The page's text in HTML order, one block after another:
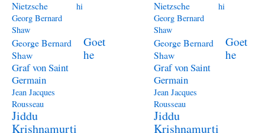
Nietzsche
hi
Georg Bernard
Shaw
George Bernard
Shaw
Goet
he
Graf von Saint
Germain
Jean Jacques
Rousseau
Jiddu
Krishnamurti
Nietzsche
hi
Georg Bernard
Shaw
George Bernard
Shaw
Goet
he
Graf von Saint
Germain
Jean Jacques
Rousseau
Jiddu
Krishnamurti